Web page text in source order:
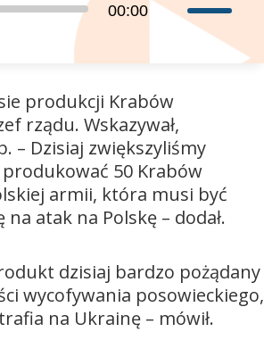
00:00
strzałek
dołu
aby
zwiększyć
lub
produkcji Krabów
rządu. Wskazywał,
– Dzisiaj zwiększyliśmy
50 Krabów
armii, która musi być
atak na Polskę – dodał.
dzisiaj bardzo pożądany
wycofywania posowieckiego,
na Ukrainę – mówił.